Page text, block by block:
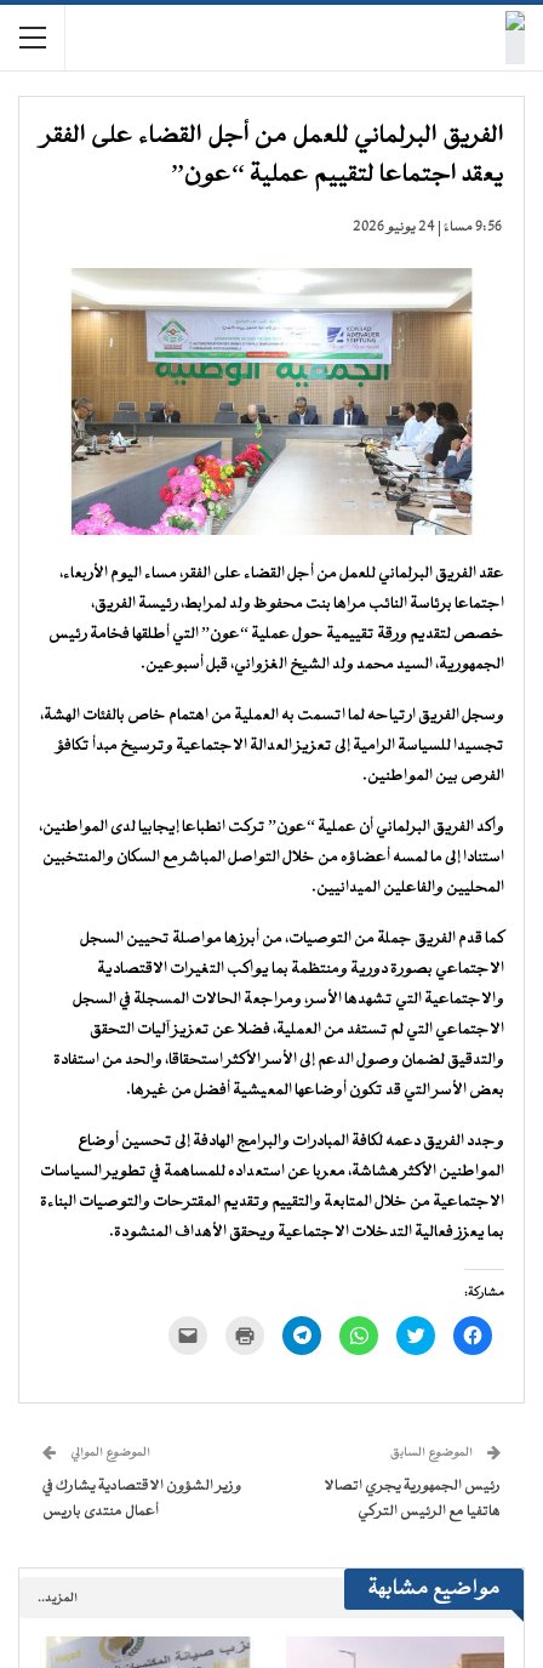
الفريق البرلماني للعمل من أجل القضاء على الفقر
يعقد اجتماعا لتقييم عملية “عون”
9:56 مساءً | 24 يونيو 2026
عقد الفريق البرلماني للعمل من أجل القضاء على الفقر، مساء اليوم الأربعاء،
اجتماعا برئاسة النائب مراها بنت محفوظ ولد لمرابط، رئيسة الفريق،
خصص لتقديم ورقة تقييمية حول عملية “عون” التي أطلقها فخامة رئيس
الجمهورية، السيد محمد ولد الشيخ الغزواني، قبل أسبوعين.
وسجل الفريق ارتياحه لما اتسمت به العملية من اهتمام خاص بالفئات الهشة،
تجسيدا للسياسة الرامية إلى تعزيز العدالة الاجتماعية وترسيخ مبدأ تكافؤ
الفرص بين المواطنين.
وأكد الفريق البرلماني أن عملية “عون” تركت انطباعا إيجابيا لدى المواطنين،
استنادا إلى ما لمسه أعضاؤه من خلال التواصل المباشر مع السكان والمنتخبين
المحليين والفاعلين الميدانيين.
كما قدم الفريق جملة من التوصيات، من أبرزها مواصلة تحيين السجل
الاجتماعي بصورة دورية ومنتظمة بما يواكب التغيرات الاقتصادية
والاجتماعية التي تشهدها الأسر، ومراجعة الحالات المسجلة في السجل
الاجتماعي التي لم تستفد من العملية، فضلا عن تعزيز آليات التحقق
والتدقيق لضمان وصول الدعم إلى الأسر الأكثر استحقاقا، والحد من استفادة
بعض الأسر التي قد تكون أوضاعها المعيشية أفضل من غيرها.
وجدد الفريق دعمه لكافة المبادرات والبرامج الهادفة إلى تحسين أوضاع
المواطنين الأكثر هشاشة، معربا عن استعداده للمساهمة في تطوير السياسات
الاجتماعية من خلال المتابعة والتقييم وتقديم المقترحات والتوصيات البناءة
بما يعزز فعالية التدخلات الاجتماعية ويحقق الأهداف المنشودة.
مشاركة:
انقر
للمشاركة
في
اضغط
للمشاركة
في
انقر
للمشاركة
في
انقر
للمشاركة
في
للطباعة
جديدة) الإلكتروني
نافذة
جديدة)
الموضوع السابق
رئيس الجمهورية يجري اتصالا
هاتفيا مع الرئيس التركي
الموضوع الموالي
وزير الشؤون الاقتصادية يشارك في
أعمال منتدى باريس
مواضيع مشابهة المزيد..